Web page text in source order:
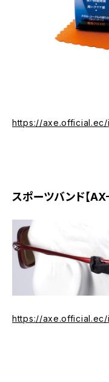
https://axe.official.ec/
スポーツバンド【
https://axe.official.ec/